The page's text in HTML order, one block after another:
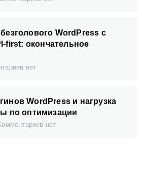
WordPress с
first: окончательное
нет
WordPress и нагрузка
по оптимизации
нет